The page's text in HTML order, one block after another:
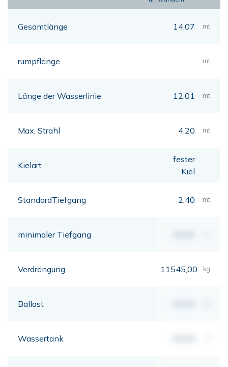
Gesamtlänge 14,07 mt
rumpflänge mt
Länge der Wasserlinie 12,01 mt
Max. Strahl 4,20 mt
Kielart
fester
Kiel
StandardTiefgang 2,40 mt
minimaler Tiefgang
Verdrängung 11545,00 kg
Ballast
Wassertank